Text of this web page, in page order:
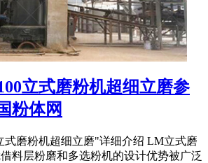
立式磨粉机超细立磨参
粉体网
式磨粉机超细立磨"详细介绍 LM立式磨
料层粉磨和多选粉机的设计优势被广泛